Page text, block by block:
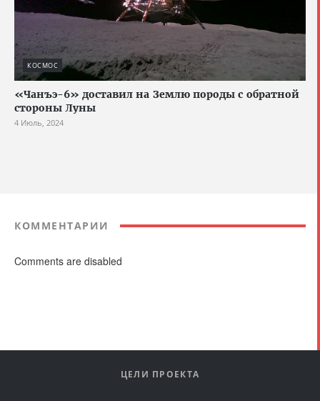
КОСМОС
«Чанъэ-6» доставил на Землю породы с обратной
стороны Луны
4 Июль, 2024
КОММЕНТАРИИ
Comments are disabled
ЦЕЛИ ПРОЕКТА